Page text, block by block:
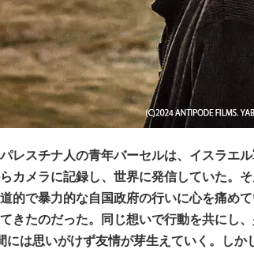
レスチナ人の青年バーセルは、イスラエ
カメラに記録し、世界に発信していた。
で暴力的な自国政府の行いに心を痛めて
きたのだった。同じ想いで行動を共にし
は思いがけず友情が芽生えていく。しか